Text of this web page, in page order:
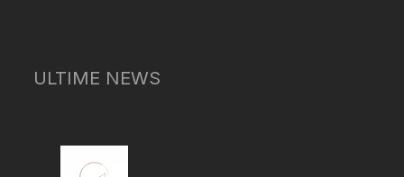
ULTIME NEWS